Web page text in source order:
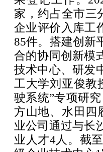
家，约占全市三
企业评价入库工
85件。搭建创新
合的协同创新模
技术中心、研发
工大学刘亚俊教
驶系统”专项研
方山地、水田四
业公司通过与长
业人才4人。截